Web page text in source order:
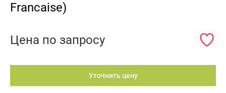
Francaise)
Цена по запросу
Уточнить цену